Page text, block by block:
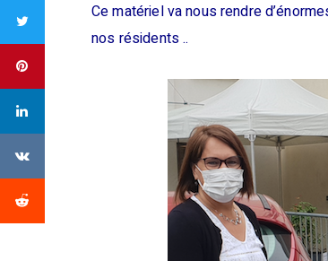
Ce matériel va nous rendre
nos résidents ..